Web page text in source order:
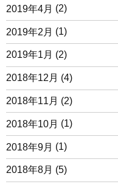
2019年4月 (2)
2019年2月 (1)
2019年1月 (2)
2018年12月 (4)
2018年11月 (2)
2018年10月 (1)
2018年9月 (1)
2018年8月 (5)